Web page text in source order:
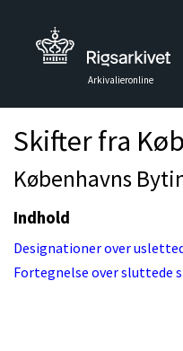
Arkivalieronline
Skifter fra
Københavns
Indhold
Designationer over
Fortegnelse over sluttede